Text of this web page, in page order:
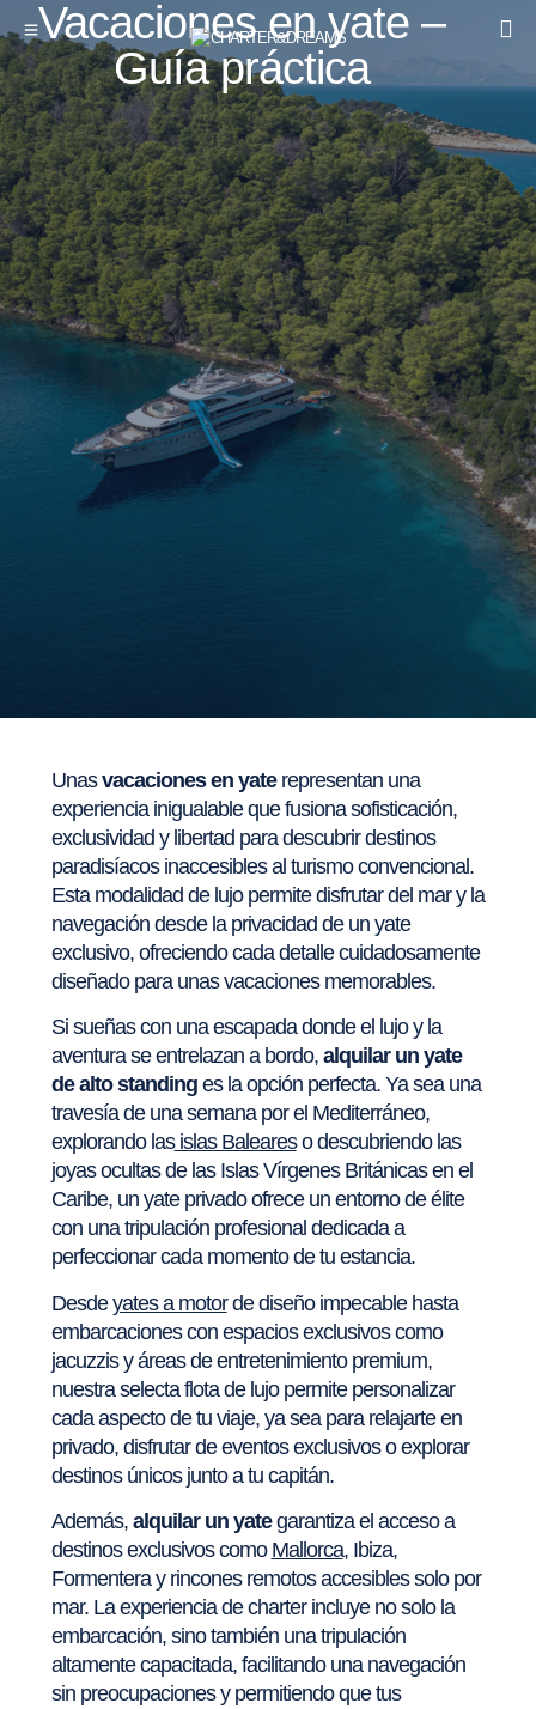
Vacaciones en yate –
Guía práctica
Unasvacaciones en yate representan una
experiencia inigualable que fusiona sofisticación,
exclusividad y libertad para descubrir destinos
paradisíacos inaccesibles al turismo convencional.
Esta modalidad de lujo permite disfrutar del mar y la
navegación desde la privacidad de un yate
exclusivo, ofreciendo cada detalle cuidadosamente
diseñado para unas vacaciones memorables.
Si sueñas con una escapada donde el lujo y la
aventura se entrelazan a bordo, alquilar un yate
de alto standinges la opción perfecta. Ya sea una
travesía de una semana por el Mediterráneo,
explorando lasislas Baleareso descubriendo las
joyas ocultas de las Islas Vírgenes Británicas en el
Caribe, un yate privado ofrece un entorno de élite
con una tripulación profesional dedicada a
perfeccionar cada momento de tu estancia.
Desdeyates a motorde diseño impecable hasta
embarcaciones con espacios exclusivos como
jacuzzis y áreas de entretenimiento premium,
nuestra selecta flota de lujo permite personalizar
cada aspecto de tu viaje, ya sea para relajarte en
privado, disfrutar de eventos exclusivos o explorar
destinos únicos junto a tu capitán.
Además, alquilar un yategarantiza el acceso a
destinos exclusivos como Mallorca, Ibiza,
Formentera y rincones remotos accesibles solo por
mar. La experiencia de charter incluye no solo la
embarcación, sino también una tripulación
altamente capacitada, facilitando una navegación
sin preocupaciones y permitiendo que tus